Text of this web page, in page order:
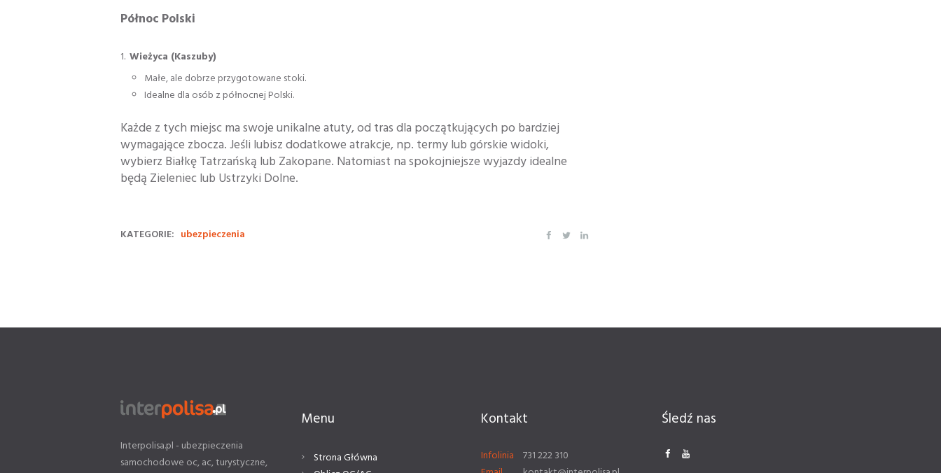
Północ Polski
Wieżyca (Kaszuby)
Małe, ale dobrze przygotowane stoki.
Idealne dla osób z północnej Polski.
Każde z tych miejsc ma swoje unikalne atuty, od tras dla początkujących po bardziej
wymagające zbocza. Jeśli lubisz dodatkowe atrakcje, np. termy lub górskie widoki,
wybierz Białkę Tatrzańską lub Zakopane. Natomiast na spokojniejsze wyjazdy idealne
będą Zieleniec lub Ustrzyki Dolne.
KATEGORIE: ubezpieczenia
Interpolisa.pl - ubezpieczenia
samochodowe oc, ac, turystyczne,
Menu
Strona Główna
Kontakt
Infolinia
731 222 310
Śledź nas